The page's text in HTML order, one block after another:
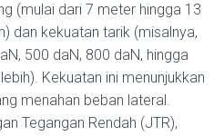
(mulai dari 7 meter hingga 13
dan kekuatan tarik (misalnya,
500 daN, 800 daN, hingga
Kekuatan ini menunjukkan
menahan beban lateral.
Tegangan Rendah (JTR),